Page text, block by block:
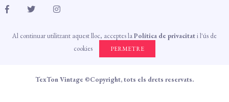
Al continuar utilitzant aquest lloc, acceptes laPolítica de privacitati l'ús de
cookies
PERMETRE
TexTon Vintage ©Copyright, tots els drets reservats.